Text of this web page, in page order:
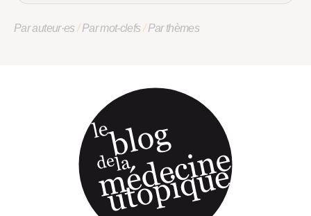
Par auteur·es/Par mot-clefs/Par thèmes